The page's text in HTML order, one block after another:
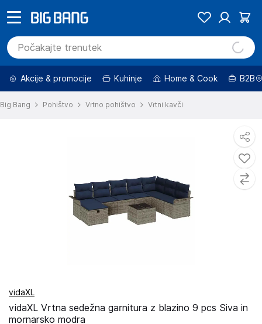
Akcije & promocije Kuhinje Home & Cook B2B
Big Bang Pohištvo Vrtno pohištvo Vrtni kavči
vidaXL
vidaXL Vrtna sedežna garnitura z blazino 9 pcs Siva in
mornarsko modra